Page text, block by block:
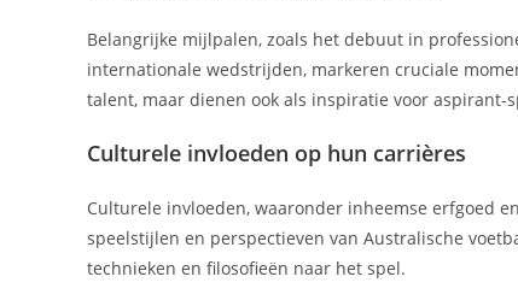
Belangrijke mijlpalen, zoals het debuut in
internationale wedstrijden, markeren cruciale
talent, maar dienen ook als inspiratie voor aspirant-
Culturele invloeden op hun carrières
Culturele invloeden, waaronder inheemse erfgoed
speelstijlen en perspectieven van Australische
technieken en filosofieën naar het spel.